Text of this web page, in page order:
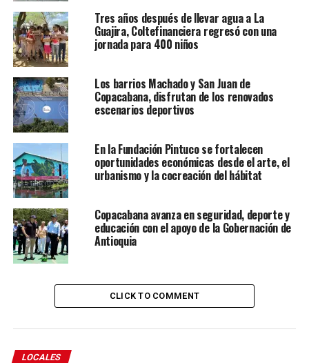
Tres años después de llevar agua a La
Guajira, Coltefinanciera regresó con una
jornada para 400 niños
Los barrios Machado y San Juan de
Copacabana, disfrutan de los renovados
escenarios deportivos
En la Fundación Pintuco se fortalecen
oportunidades económicas desde el arte, el
urbanismo y la cocreación del hábitat
Copacabana avanza en seguridad, deporte y
educación con el apoyo de la Gobernación de
Antioquia
CLICK TO COMMENT
LOCALES